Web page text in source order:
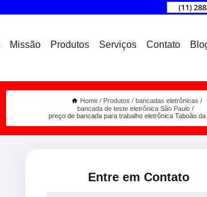
(11)
Missão Produtos Serviços Contato
Home Produtos
bancadas eletrônicas
bancada de teste eletrônica São Paulo
preço de bancada para trabalho eletrônica Taboão
Entre em Contato